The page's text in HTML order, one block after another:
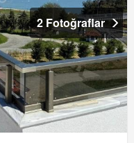
2 Fotoğraflar